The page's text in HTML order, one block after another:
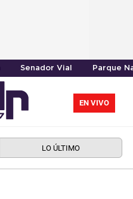
Senador Vial Parque
EN VIVO
LO ÚLTIMO